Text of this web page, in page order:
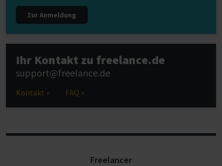
Zur Anmeldung
Ihr Kontakt zu freelance.de
support@freelance.de
Kontakt » FAQ »
Freelancer